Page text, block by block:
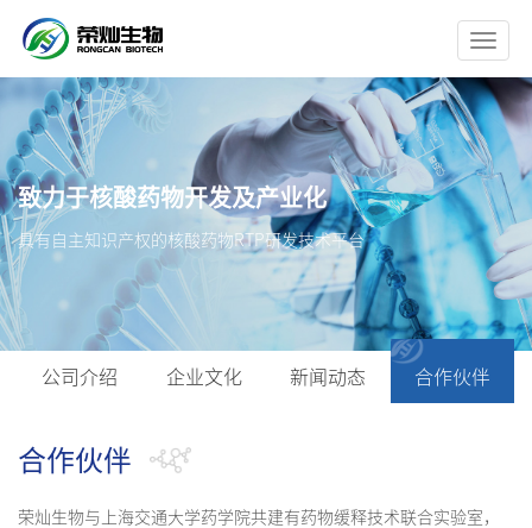
切
导
航
致力于核酸药物开发及产业化
具有自主知识产权的核酸药物RTP研发技术平台
公司介绍 企业文化 新闻动态 合作伙伴
合作伙伴
荣灿生物与上海交通大学药学院共建有药物缓释技术联合实验室，